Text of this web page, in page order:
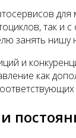
так и
занять нишу
и
как